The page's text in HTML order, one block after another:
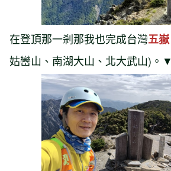
在登頂那一剎那我也完成台灣五嶽
姑巒山、南湖大山、北大武山)。▼